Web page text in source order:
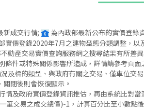
新成交行情; 為內政部最新公布的實價登錄
實價登錄2020年7月之建物型態分類調整，
動產交易實價查詢服務網之搜尋結果有所差
條件或特殊關係影響所造成，詳情請參考頁
及標的類型、與政府有關之交易、僅車位交
閉後則會恢復顯示。
情及政府實價登錄資訊推估，再由系統比對
筆交易之成交總價)-1，計算百分比至小數點